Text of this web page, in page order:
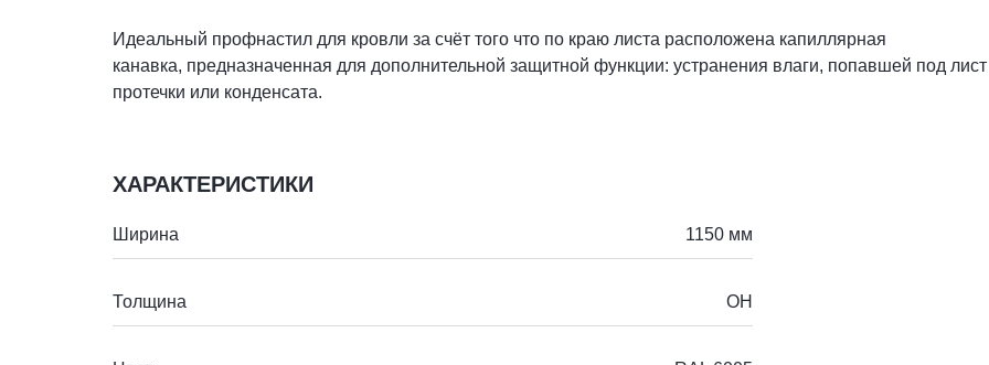
Идеальный профнастил для кровли за счёт того что по краю листа расположена капиллярная
канавка, предназначенная для дополнительной защитной функции: устранения влаги, попавшей под лист
протечки или конденсата.
ХАРАКТЕРИСТИКИ
Ширина 1150 мм
Толщина ОН